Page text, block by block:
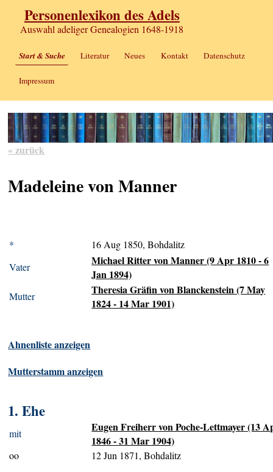
Personenlexikon des Adels
Auswahl adeliger Genealogien 1648-1918
Start & Suche Literatur Neues Kontakt Datenschutz
Impressum
« zurück
Madeleine von Manner
*
16 Aug 1850, Bohdalitz
Vater
Michael Ritter von Manner (9 Apr 1810 - 6
Jan 1894)
Mutter
Theresia Gräfin von Blanckenstein (7 May
1824 - 14 Mar 1901)
Ahnenliste anzeigen
Mutterstamm anzeigen
1. Ehe
mit
Eugen Freiherr von Poche-Lettmayer (13
1846 - 31 Mar 1904)
oo 12 Jun 1871, Bohdalitz